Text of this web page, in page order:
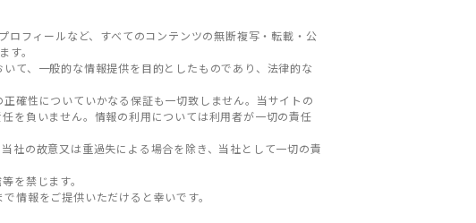
フィールなど、すべてのコンテンツの無断複写・転載・公
。
て、一般的な情報提供を目的としたものであり、法律的な
確性についていかなる保証も一切致しません。当サイトの
を負いません。情報の利用については利用者が一切の責任
社の故意又は重過失による場合を除き、当社として一切の責
を禁じます。
情報をご提供いただけると幸いです。